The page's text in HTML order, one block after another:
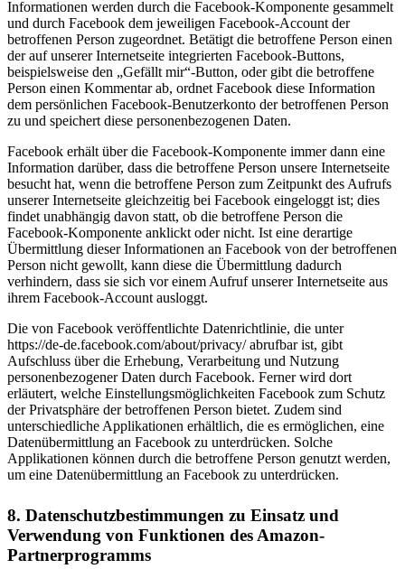
Informationen werden durch die Facebook-Komponente gesammelt
und durch Facebook dem jeweiligen Facebook-Account der
betroffenen Person zugeordnet. Betätigt die betroffene Person einen
der auf unserer Internetseite integrierten Facebook-Buttons,
beispielsweise den „Gefällt mir“-Button, oder gibt die betroffene
Person einen Kommentar ab, ordnet Facebook diese Information
dem persönlichen Facebook-Benutzerkonto der betroffenen Person
zu und speichert diese personenbezogenen Daten.
Facebook erhält über die Facebook-Komponente immer dann eine
Information darüber, dass die betroffene Person unsere Internetseite
besucht hat, wenn die betroffene Person zum Zeitpunkt des Aufrufs
unserer Internetseite gleichzeitig bei Facebook eingeloggt ist; dies
findet unabhängig davon statt, ob die betroffene Person die
Facebook-Komponente anklickt oder nicht. Ist eine derartige
Übermittlung dieser Informationen an Facebook von der betroffenen
Person nicht gewollt, kann diese die Übermittlung dadurch
verhindern, dass sie sich vor einem Aufruf unserer Internetseite aus
ihrem Facebook-Account ausloggt.
Die von Facebook veröffentlichte Datenrichtlinie, die unter
https://de-de.facebook.com/about/privacy/ abrufbar ist, gibt
Aufschluss über die Erhebung, Verarbeitung und Nutzung
personenbezogener Daten durch Facebook. Ferner wird dort
erläutert, welche Einstellungsmöglichkeiten Facebook zum Schutz
der Privatsphäre der betroffenen Person bietet. Zudem sind
unterschiedliche Applikationen erhältlich, die es ermöglichen, eine
Datenübermittlung an Facebook zu unterdrücken. Solche
Applikationen können durch die betroffene Person genutzt werden,
um eine Datenübermittlung an Facebook zu unterdrücken.
8. Datenschutzbestimmungen zu Einsatz und
Verwendung von Funktionen des Amazon-
Partnerprogramms